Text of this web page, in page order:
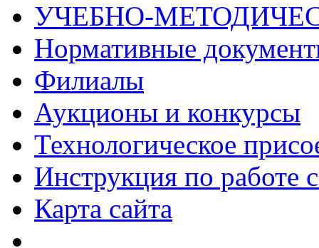
УЧЕБНО-
Нормативные
Филиалы
Аукционы и конкурсы
Технологическое
Инструкция по работе
Карта сайта